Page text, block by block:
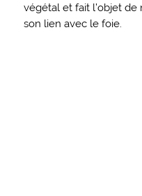
végétal et fait l’objet
son lien avec le foie.